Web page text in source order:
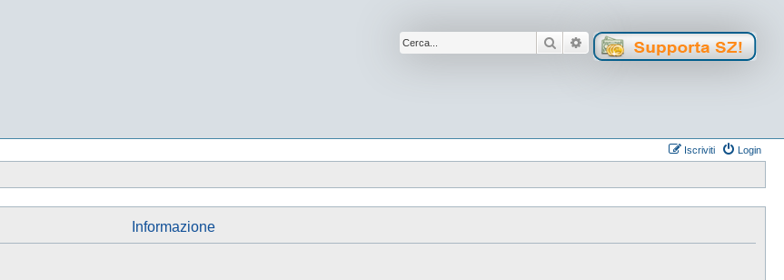
Cerca Ricerca avanzata
Login
Iscriviti
Informazione